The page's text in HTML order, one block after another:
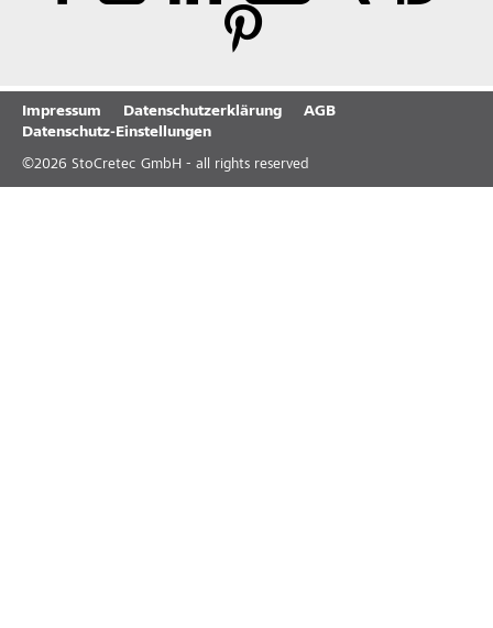
Impressum Datenschutzerklärung
AGB
Datenschutz-Einstellungen
©2026 StoCretec GmbH - all rights reserved